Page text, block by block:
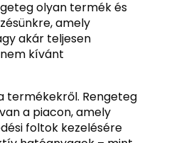
olyan termék és
amely
akár teljesen
kívánt
termékekről. Rengeteg
a piacon, amely
foltok kezelésére